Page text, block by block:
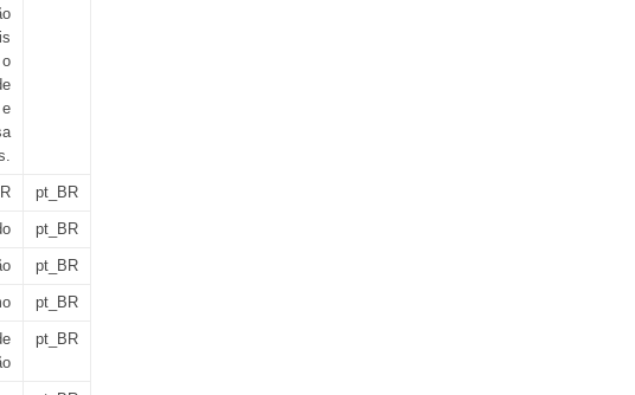
pt_BR
pt_BR
pt_BR
pt_BR
pt_BR